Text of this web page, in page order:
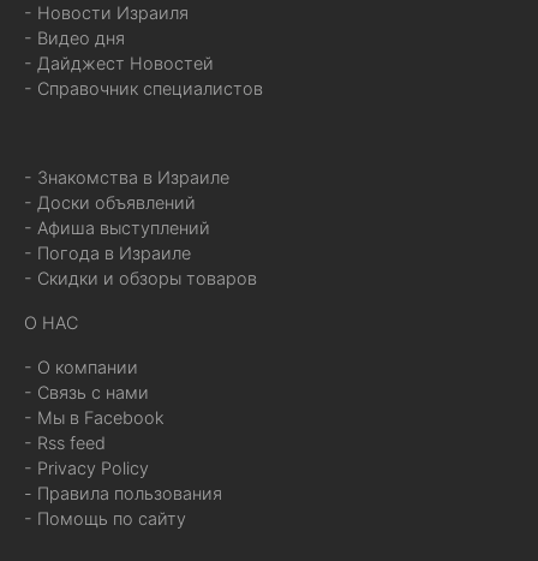
- Новости Израиля
- Видео дня
- Дайджест Новостей
- Справочник специалистов
- Знакомства в Израиле
- Доски объявлений
- Афиша выступлений
- Погода в Израиле
- Скидки и обзоры товаров
О НАС
- О компании
- Связь с нами
- Мы в Facebook
- Rss feed
- Privacy Policy
- Правила пользования
- Помощь по сайту